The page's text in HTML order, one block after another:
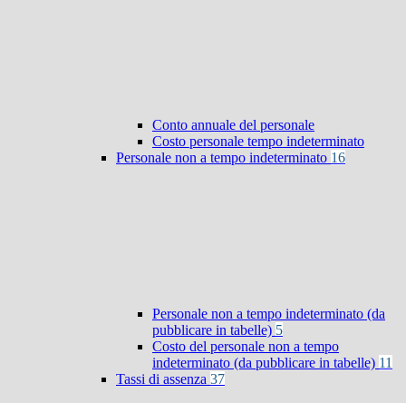
Conto annuale del personale
Costo personale tempo indeterminato
Personale non a tempo indeterminato 16
Personale non a tempo indeterminato (da
pubblicare in tabelle) 5
Costo del personale non a tempo
indeterminato (da pubblicare in tabelle) 11
Tassi di assenza 37